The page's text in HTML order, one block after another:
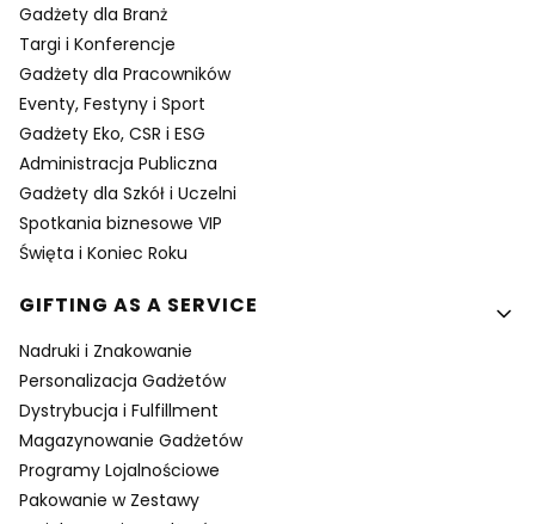
Gadżety dla Branż
Targi i Konferencje
Gadżety dla Pracowników
Eventy, Festyny i Sport
Gadżety Eko, CSR i ESG
Administracja Publiczna
Gadżety dla Szkół i Uczelni
Spotkania biznesowe VIP
Święta i Koniec Roku
GIFTING AS A SERVICE
Nadruki i Znakowanie
Personalizacja Gadżetów
Dystrybucja i Fulfillment
Magazynowanie Gadżetów
Programy Lojalnościowe
Pakowanie w Zestawy